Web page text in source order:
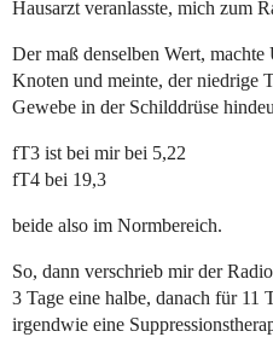
Hausarzt veranlasste, mich zum
Der maß denselben Wert,
Knoten und meinte, der niedrige
Gewebe in der Schilddrüse
fT3 ist bei mir bei 5,22
fT4 bei 19,3
beide also im Normbereich.
So, dann verschrieb mir der
3 Tage eine halbe, danach für 11
irgendwie eine